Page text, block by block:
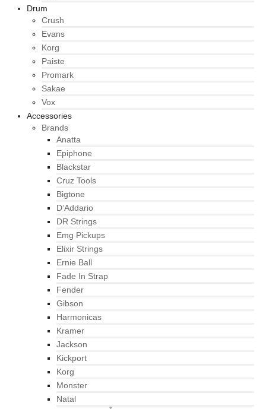
Drum
Crush
Evans
Korg
Paiste
Promark
Sakae
Vox
Accessories
Brands
Anatta
Epiphone
Blackstar
Cruz Tools
Bigtone
D’Addario
DR Strings
Emg Pickups
Elixir Strings
Ernie Ball
Fade In Strap
Fender
Gibson
Harmonicas
Kramer
Jackson
Kickport
Korg
Monster
Natal